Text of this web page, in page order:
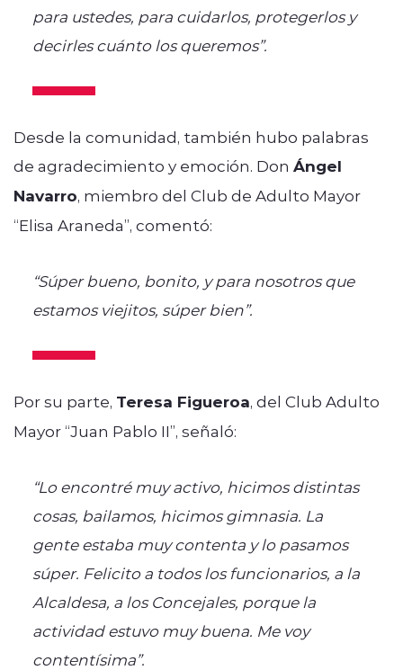
para ustedes, para cuidarlos, protegerlos y
decirles cuánto los queremos”.
Desde la comunidad, también hubo palabras
de agradecimiento y emoción. Don Ángel
Navarro, miembro del Club de Adulto Mayor
“Elisa Araneda”, comentó:
“Súper bueno, bonito, y para nosotros que
estamos viejitos, súper bien”.
Por su parte, Teresa Figueroa, del Club Adulto
Mayor “Juan Pablo II”, señaló:
“Lo encontré muy activo, hicimos distintas
cosas, bailamos, hicimos gimnasia. La
gente estaba muy contenta y lo pasamos
súper. Felicito a todos los funcionarios, a la
Alcaldesa, a los Concejales, porque la
actividad estuvo muy buena. Me voy
contentísima”.